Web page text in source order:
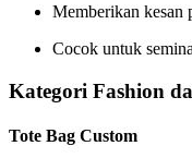
Memberikan kesan
Cocok untuk
Kategori Fashion
Tote Bag Custom